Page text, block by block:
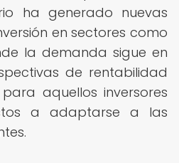
ha generado nuevas
en sectores como
la demanda sigue en
de rentabilidad
aquellos inversores
a adaptarse a las